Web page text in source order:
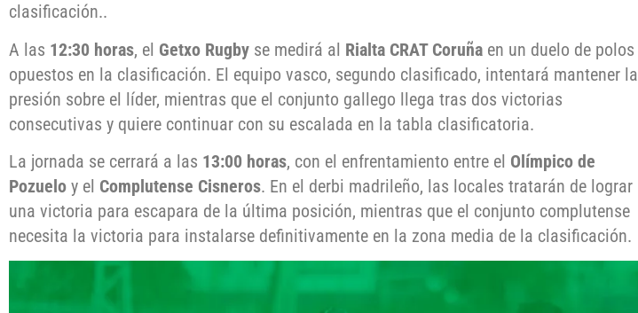
clasificación..
A las 12:30 horas, el Getxo Rugby se medirá al Rialta CRAT Coruña en un duelo de polos
opuestos en la clasificación. El equipo vasco, segundo clasificado, intentará mantener la
presión sobre el líder, mientras que el conjunto gallego llega tras dos victorias
consecutivas y quiere continuar con su escalada en la tabla clasificatoria.
La jornada se cerrará a las 13:00 horas, con el enfrentamiento entre el Olímpico de
Pozuelo y el Complutense Cisneros. En el derbi madrileño, las locales tratarán de lograr
una victoria para escapara de la última posición, mientras que el conjunto complutense
necesita la victoria para instalarse definitivamente en la zona media de la clasificación.